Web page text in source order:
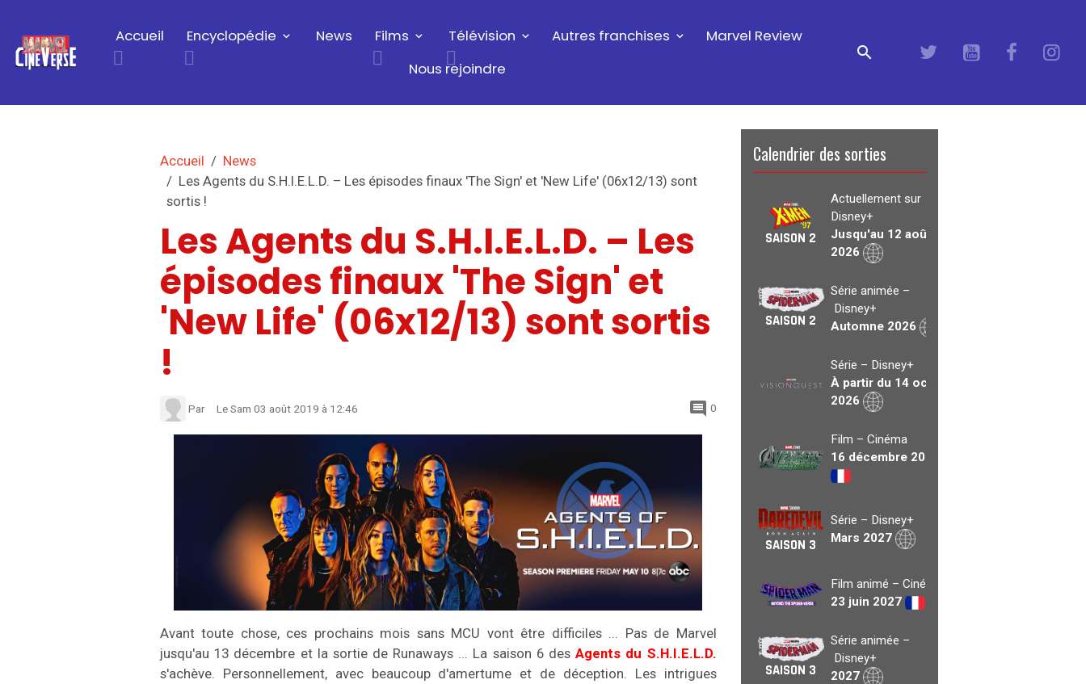
Accueil Encyclopédie News Films Télévision Autres franchises
Marvel Review
Nous rejoindre
Accueil
News
Les Agents du S.H.I.E.L.D. – Les épisodes finaux 'The Sign' et 'New Life' (06x12/13) sont
sortis !
Les Agents du S.H.I.E.L.D. – Les
épisodes finaux 'The Sign' et
'New Life' (06x12/13) sont sortis
!
Par Le Sam 03 août 2019 à 12:46 0
Avant toute chose, ces prochains mois sans MCU vont être difficiles ... Pas de Marvel
jusqu'au 13 décembre et la sortie de Runaways ... La saison 6 desAgents du S.H.I.E.L.D.
s'achève. Personnellement, avec beaucoup d'amertume et de déception. Les intrigues
Calendrier des sorties
SAISON 2
Actuellement sur
Disney+
Jusqu'au 12 août
2026
SAISON 2
Série animée –
Disney+
Automne 2026
Série – Disney+
À partir du 14 oct.
2026
Film – Cinéma
16 décembre 2026
SAISON 3
Série – Disney+
Mars 2027
Film animé – Cinéma
23 juin 2027
SAISON 3
Série animée –
Disney+
2027